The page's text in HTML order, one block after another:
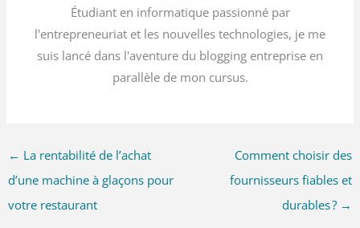
Étudiant en informatique passionné par
l'entrepreneuriat et les nouvelles technologies, je me
suis lancé dans l'aventure du blogging entreprise en
parallèle de mon cursus.
← La rentabilité de l’achat
d’une machine à glaçons pour
votre restaurant
Comment choisir des
fournisseurs fiables et
durables ? →